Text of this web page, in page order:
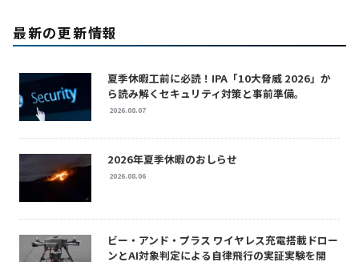
最新の更新情報
夏季休暇工前に必読！IPA「10大脅威 2026」か
ら読み解くセキュリティ対策と事前準備。
2026.08.07
2026年夏季休暇のおしらせ
2026.08.06
ビー・アンド・プラス ワイヤレス充電搭載ドロー
ンとAI対象判定による自律飛行の実証実験を開